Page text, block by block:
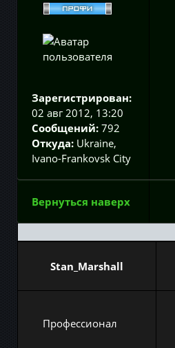
Зарегистрирован:
02 авг 2012, 13:20
Сообщений: 792
Откуда: Ukraine,
Ivano-Frankovsk City
Вернуться наверх
Stan_Marshall
Профессионал